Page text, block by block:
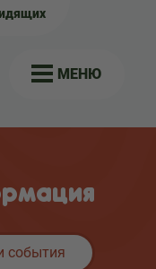
МЕНЮ
события